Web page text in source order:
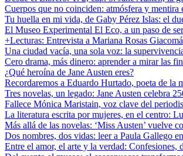
Cuerpos que no coinciden: atmósfera y mentira
Tu huella en mi vida, de Gaby Pérez Islas: el
El Museo Experimental El Eco, a un paso de
+Lecturas: Entrevista a Mariana Rosas
Una ciudad vacía, una sola voz: la
Cero drama, más dinero: aprender a mirar las
¿Qué heroína de Jane Austen eres?
Recordaremos a Eduardo Hurtado, poeta de la
Tres novelas, un legado: Jane Austen celebra
Fallece Mónica Maristain, voz clave del
La literatura escrita por mujeres, en el centro:
Más allá de las novelas: ‘Miss Austen’ vuelve
Dos nombres, dos vidas: leer a Paula Gallego
Entre el amor, el arte y la verdad: Confesiones,